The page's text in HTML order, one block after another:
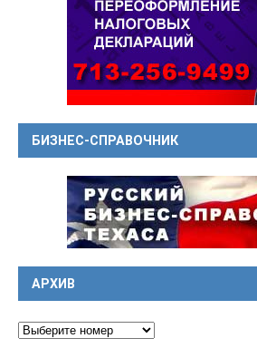
БИЗНЕС-СПРАВОЧНИК
АРХИВ